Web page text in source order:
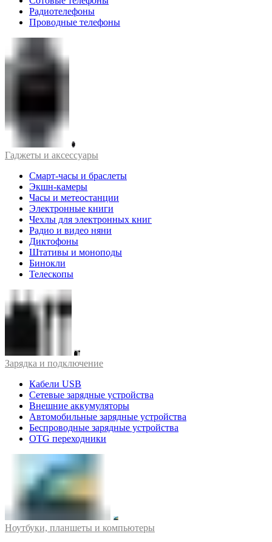
Радиотелефоны
Проводные телефоны
Гаджеты и аксессуары
Смарт-часы и браслеты
Экшн-камеры
Часы и метеостанции
Электронные книги
Чехлы для электронных книг
Радио и видео няни
Диктофоны
Штативы и моноподы
Бинокли
Телескопы
Зарядка и подключение
Кабели USB
Сетевые зарядные устройства
Внешние аккумуляторы
Автомобильные зарядные устройства
Беспроводные зарядные устройства
OTG переходники
Ноутбуки, планшеты и компьютеры